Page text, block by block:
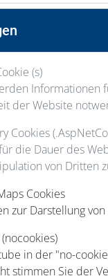
(s)
Informationen
der Website
Cookies
die Dauer des
von Dritten
Cookies
zur Darstellung
in der "no-
stimmen Sie der